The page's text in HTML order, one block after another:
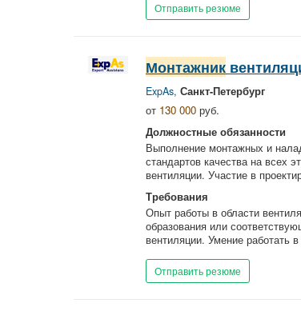
Отправить резюме
Монтажник
ExpAs, Санкт-Петербург
от 130 000 руб.
Должностные обязанности
Выполнение монтажных и
стандартов качества на всех
вентиляции. Участие в
Требования
Опыт работы в области
образования или
вентиляции. Умение работать
Отправить резюме